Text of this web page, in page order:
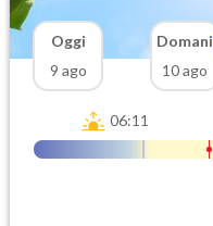
Oggi
9 ago
Domani
10 ago
06:11